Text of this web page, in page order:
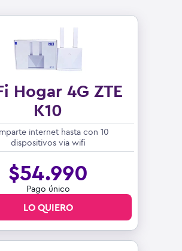
Hogar 4G ZTE
K10
internet hasta con 10
dispositivos via wifi
$54.990
Pago único
LO QUIERO